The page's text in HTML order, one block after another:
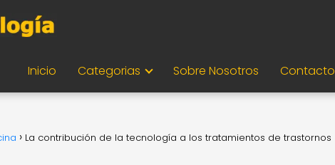
Inicio Categorias Sobre Nosotros Contacto
La contribución de la tecnología a los tratamientos de trastornos